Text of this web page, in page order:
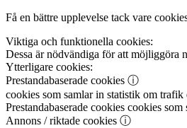
Få en bättre upplevelse tack vare
Viktiga och funktionella cookies:
Dessa är nödvändiga för att möjliggöra
Ytterligare cookies:
Prestandabaserade cookies ⓘ
cookies som samlar in statistik om trafik
Prestandabaserade cookies cookies som
Annons / riktade cookies ⓘ